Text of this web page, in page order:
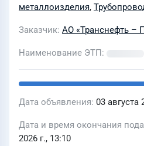
металлоизделия,
Заказчик АО «Транснефть –
Наименование ЭТП
Дата объявления 03 августа
Дата и время окончания
2026 г., 13:10